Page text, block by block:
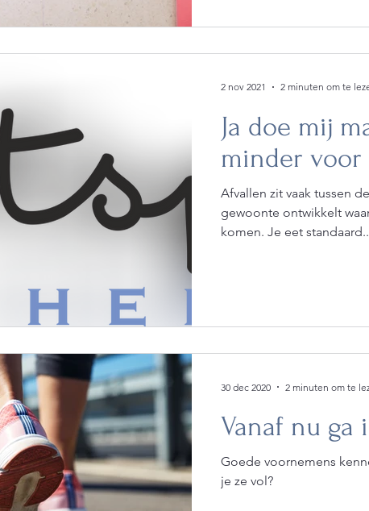
Ja doe mij
minder voor
Afvallen zit vaak tussen de oren. Je hebt vaak
gewoonte ontwikkelt
komen. Je eet
2 nov 2021 2 minuten om te
Vanaf nu ga
Goede voornemens
je ze vol?
30 dec 2020 2 minuten om te